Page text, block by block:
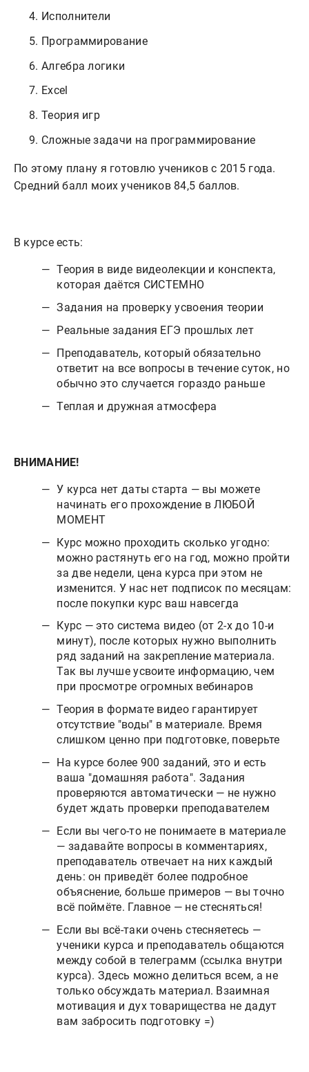
Исполнители
Программирование
Алгебра логики
Excel
Теория игр
Сложные задачи на программирование
По этому плану я готовлю учеников с 2015 года.
Средний балл моих учеников 84,5 баллов.
В курсе есть:
Теория в виде видеолекции и конспекта,
которая даётся СИСТЕМНО
Задания на проверку усвоения теории
Реальные задания ЕГЭ прошлых лет
Преподаватель, который обязательно
ответит на все вопросы в течение суток, но
обычно это случается гораздо раньше
Теплая и дружная атмосфера
ВНИМАНИЕ!
У курса нет даты старта — вы можете
начинать его прохождение в ЛЮБОЙ
МОМЕНТ
Курс можно проходить сколько угодно:
можно растянуть его на год, можно пройти
за две недели, цена курса при этом не
изменится. У нас нет подписок по месяцам:
после покупки курс ваш навсегда
Курс — это система видео (от 2-х до 10-и
минут), после которых нужно выполнить
ряд заданий на закрепление материала.
Так вы лучше усвоите информацию, чем
при просмотре огромных вебинаров
Теория в формате видео гарантирует
отсутствие "воды" в материале. Время
слишком ценно при подготовке, поверьте
На курсе более 900 заданий, это и есть
ваша "домашняя работа". Задания
проверяются автоматически — не нужно
будет ждать проверки преподавателем
Если вы чего-то не понимаете в материале
— задавайте вопросы в комментариях,
преподаватель отвечает на них каждый
день: он приведёт более подробное
объяснение, больше примеров — вы точно
всё поймёте. Главное — не стесняться!
Если вы всё-таки очень стесняетесь —
ученики курса и преподаватель общаются
между собой в телеграмм (ссылка внутри
курса). Здесь можно делиться всем, а не
только обсуждать материал. Взаимная
мотивация и дух товарищества не дадут
вам забросить подготовку =)